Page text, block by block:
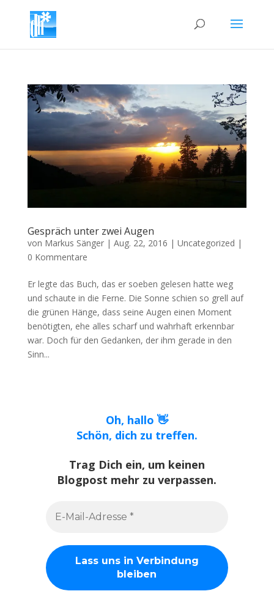
Gespräch unter zwei Augen
von Markus Sänger| Aug. 22, 2016 | Uncategorized |
0 Kommentare
Er legte das Buch, das er soeben gelesen hatte weg
und schaute in die Ferne. Die Sonne schien so grell auf
die grünen Hänge, dass seine Augen einen Moment
benötigten, ehe alles scharf und wahrhaft erkennbar
war. Doch für den Gedanken, der ihm gerade in den
Sinn...
Oh, hallo 👋
Schön, dich zu treffen.
Trag Dich ein, um keinen
Blogpost mehr zu verpassen.